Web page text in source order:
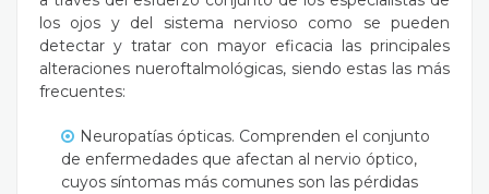
los ojos y del sistema nervioso como se pueden
detectar y tratar con mayor eficacia las principales
alteraciones nueroftalmológicas, siendo estas las más
frecuentes:
Neuropatías ópticas. Comprenden el conjunto
de enfermedades que afectan al nervio óptico,
cuyos síntomas más comunes son las pérdidas